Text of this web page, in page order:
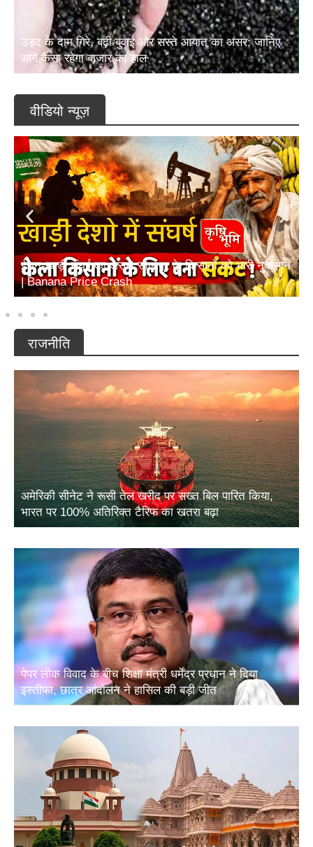
उड़द के दाम गिरे, बढ़ी बुवाई और सस्ते आयात का असर; जानिए
आगे कैसा रहेगा बाजार का हाल
वीडियो न्यूज़
ईरान-खाड़ी संघर्ष का असर! सोलापुर के किसानों को भारी नुकसान
| Banana Price Crash
राजनीति
अमेरिकी सीनेट ने रूसी तेल खरीद पर सख्त बिल पारित किया,
भारत पर 100% अतिरिक्त टैरिफ का खतरा बढ़ा
पेपर लीक विवाद के बीच शिक्षा मंत्री धर्मेंद्र प्रधान ने दिया
इस्तीफा, छात्र आंदोलन ने हासिल की बड़ी जीत